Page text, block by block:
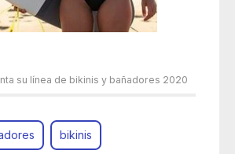
su línea de bikinis y bañadores 2020
bikinis